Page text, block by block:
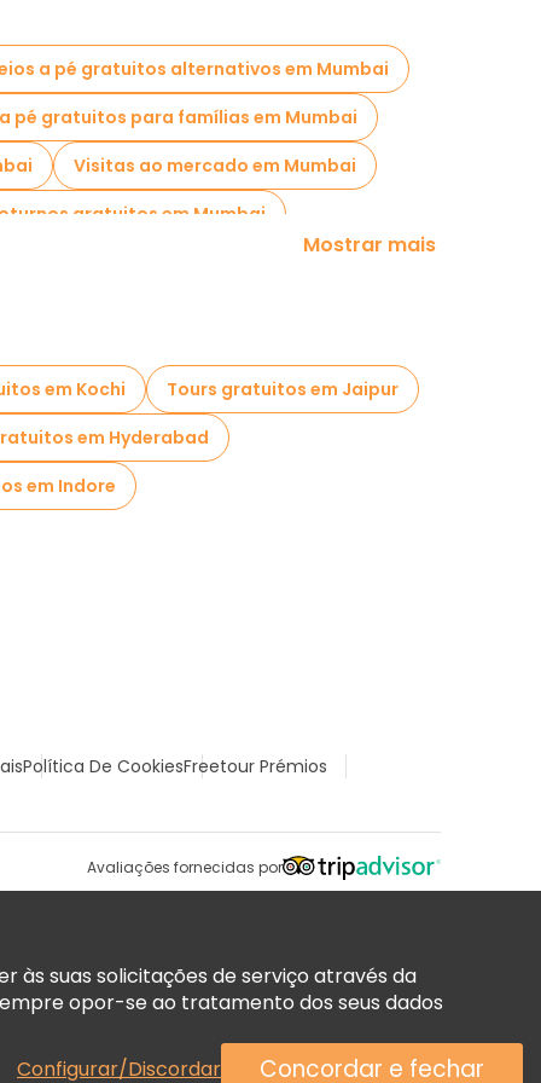
a pé gratuitos alternativos em Mumbai
pé gratuitos para famílias em Mumbai
Visitas ao mercado em Mumbai
gratuitos em Mumbai
Mostrar mais
em Kochi
Tours gratuitos em Jaipur
em Hyderabad
em Indore
Política De CookiesFreetour Prémios
Avaliações fornecidas por
às suas solicitações de serviço através da
opor-se ao tratamento dos seus dados
Configurar/Discordar Concordar e fechar